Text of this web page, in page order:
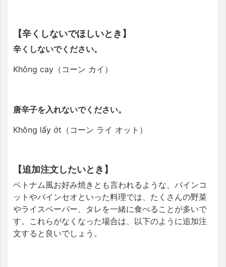
【辛くしないでほしいとき】
辛くしないでください。
Không cay（コーン カイ）
唐辛子を入れないでください。
Không lấy ớt（コーン ライ オット）
【追加注文したいとき】
ベトナム風お好み焼きとも言われるような、バインコ
ットやバインセオといった料理では、たくさんの野菜
やライスペーパー、タレを一緒に食べることが多いで
す。これらがなくなった場合は、以下のように追加注
文すると良いでしょう。